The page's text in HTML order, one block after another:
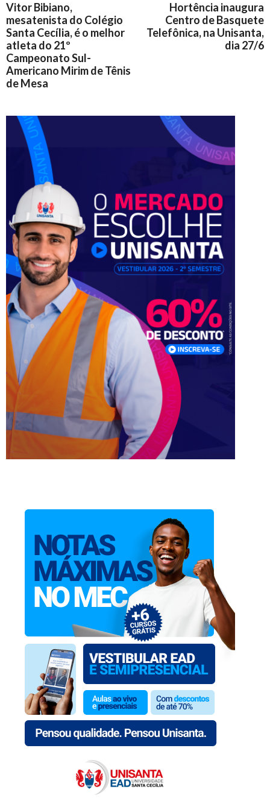
Vitor Bibiano,
mesatenista do Colégio
Santa Cecília, é o melhor
atleta do 21º
Campeonato Sul-
Americano Mirim de Tênis
de Mesa
Hortência inaugura
Centro de Basquete
Telefônica, na Unisanta,
dia 27/6